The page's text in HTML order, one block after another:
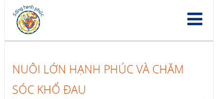
dung
NUÔI LỚN HẠNH PHÚC VÀ CHĂM
SÓC KHỔ ĐAU